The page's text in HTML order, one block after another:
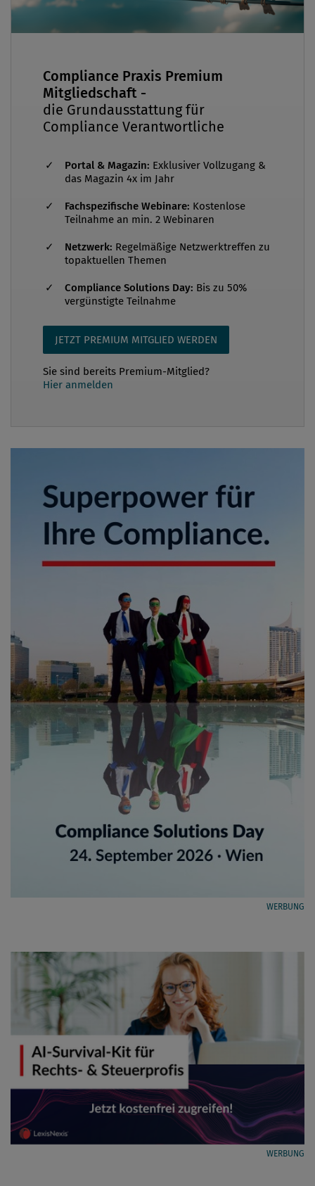
Compliance Praxis Premium
Mitgliedschaft -
die Grundausstattung für
Compliance Verantwortliche
Portal & Magazin: Exklusiver Vollzugang &
das Magazin 4x im Jahr
Fachspezifische Webinare: Kostenlose
Teilnahme an min. 2 Webinaren
Netzwerk: Regelmäßige Netzwerktreffen zu
topaktuellen Themen
Compliance Solutions Day: Bis zu 50%
vergünstigte Teilnahme
JETZT PREMIUM MITGLIED WERDEN
Sie sind bereits Premium-Mitglied?
Hier anmelden
WERBUNG
WERBUNG